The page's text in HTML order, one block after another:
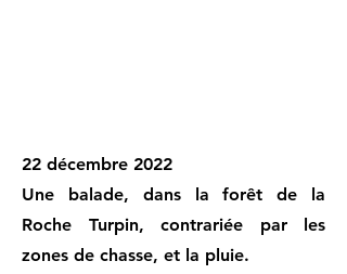
22 décembre 2022
Une balade, dans la forêt de la
Roche Turpin, contrariée par les
zones de chasse, et la pluie.